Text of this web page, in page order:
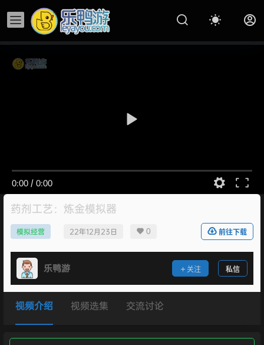
0:00 / 0:00
药剂工艺：炼金模拟器
模拟经营 22年12月23日 0 前往下载
乐鸭游 关注 私信
视频介绍 视频选集 交流讨论